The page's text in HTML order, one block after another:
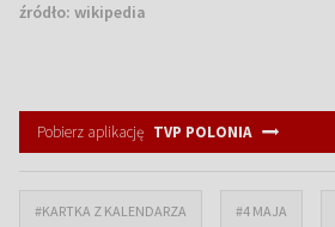
źródło: wikipedia
Pobierz aplikację TVP POLONIA
#KARTKA Z KALENDARZA #4 MAJA